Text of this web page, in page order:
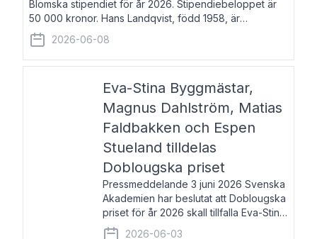
Blomska stipendiet för år 2026. Stipendiebeloppet är
50 000 kronor. Hans Landqvist, född 1958, är
professor i svenska vid Göteborgs universitet. Han
disputerade år 2000 på avhandlingen Författn
2026-06-08
Eva-Stina Byggmästar,
Magnus Dahlström, Matias
Faldbakken och Espen
Stueland tilldelas
Doblougska priset
Pressmeddelande 3 juni 2026 Svenska
Akademien har beslutat att Doblougska
priset för år 2026 skall tillfalla Eva-Stina
Byggmästar, Magnus Dahlström, Matias
2026-06-03